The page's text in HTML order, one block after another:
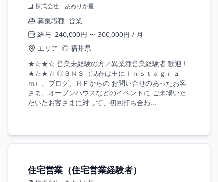
株式会社 あめりか屋
募集職種 営業
給与 240,000円 〜 300,000円 / 月
エリア ◎ 福井県
★☆★☆ 営業未経験の方／異業種営業経験者 歓迎！
★☆★☆ ◎ＳＮＳ（現在は主にＩｎｓｔａｇｒａ
ｍ）、ブログ、ＨＰからの お問い合せのあったお客
さま、オープンハウスなどのイベントに ご来場いた
だいたお客さまに対して、初回打ち合わ...
住宅営業（住宅営業経験者）